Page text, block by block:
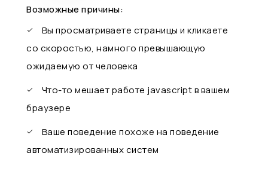
Возможные причины:
Вы просматриваете страницы и кликаете
со скоростью, намного превышающую
ожидаемую от человека
Что-то мешает работе javascript в вашем
браузере
Ваше поведение похоже на поведение
автоматизированных систем